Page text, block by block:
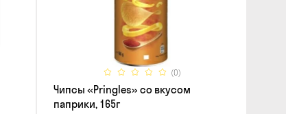
(0)
Чипсы «Pringles» со вкусом
паприки, 165г